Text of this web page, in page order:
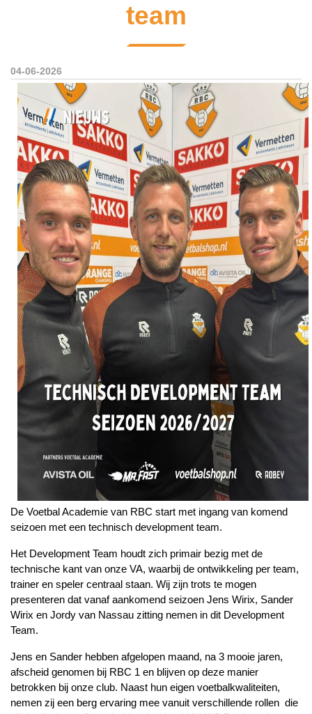
team
04-06-2026
De Voetbal Academie van RBC start met ingang van komend
seizoen met een technisch development team.
Het Development Team houdt zich primair bezig met de
technische kant van onze VA, waarbij de ontwikkeling per team,
trainer en speler centraal staan. Wij zijn trots te mogen
presenteren dat vanaf aankomend seizoen Jens Wirix, Sander
Wirix en Jordy van Nassau zitting nemen in dit Development
Team.
Jens en Sander hebben afgelopen maand, na 3 mooie jaren,
afscheid genomen bij RBC 1 en blijven op deze manier
betrokken bij onze club. Naast hun eigen voetbalkwaliteiten,
nemen zij een berg ervaring mee vanuit verschillende rollen die